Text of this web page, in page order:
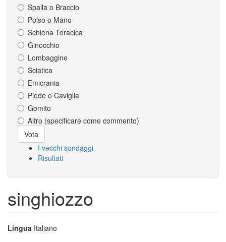
Spalla o Braccio
Polso o Mano
Schiena Toracica
Ginocchio
Lombaggine
Sciatica
Emicrania
Piede o Caviglia
Gomito
Altro (specificare come commento)
Scelte
Vota
I vecchi sondaggi
Risultati
singhiozzo
Lingua Italiano